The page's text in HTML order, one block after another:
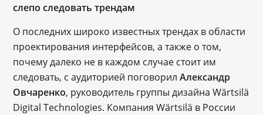
слепо следовать трендам
О последних широко известных трендах в области
проектирования интерфейсов, а также о том,
почему далеко не в каждом случае стоит им
следовать, с аудиторией поговорилАлександр
Овчаренко, руководитель группы дизайна Wärtsilä
Digital Technologies. Компания Wärtsilä в России